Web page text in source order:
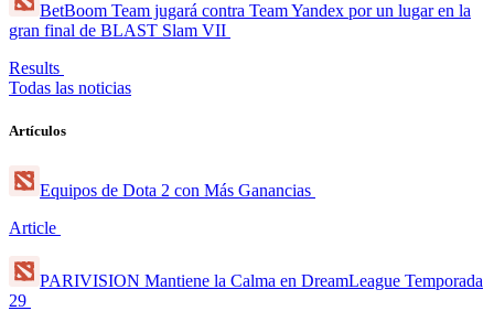
BetBoom Team jugará contra Team Yandex por un lugar en la
gran final de BLAST Slam VII
Results
Todas las noticias
Artículos
Equipos de Dota 2 con Más Ganancias
Article
PARIVISION Mantiene la Calma en DreamLeague Temporada
29